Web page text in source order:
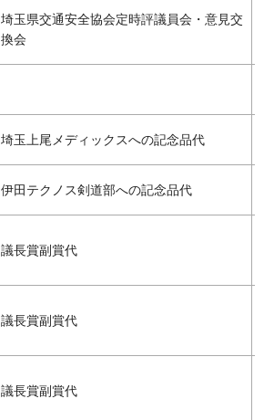
埼玉県交通安全協会定時評議員会・意見交
換会
埼玉上尾メディックスへの記念品代
伊田テクノス剣道部への記念品代
議長賞副賞代
議長賞副賞代
議長賞副賞代